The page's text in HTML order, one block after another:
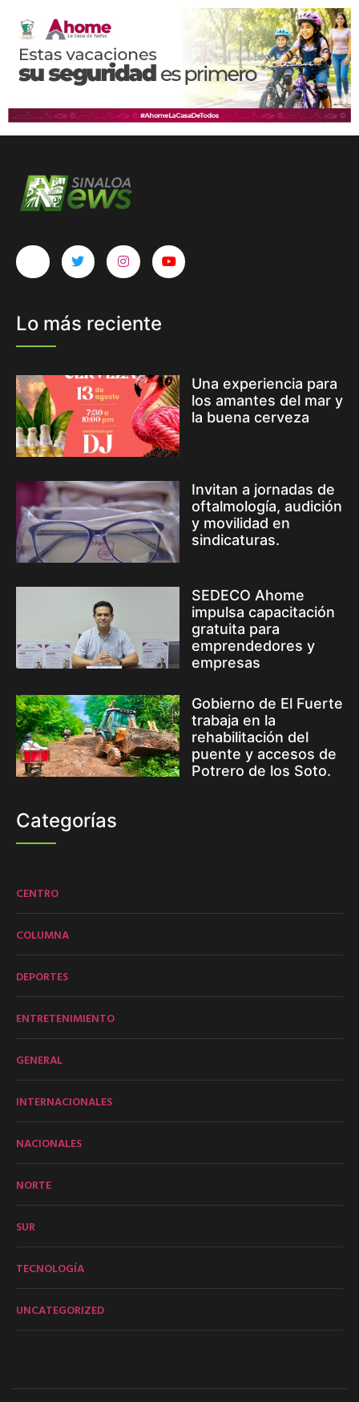
Lo más reciente
Una experiencia para
los amantes del mar y
la buena cerveza
Invitan a jornadas de
oftalmología, audición
y movilidad en
sindicaturas.
SEDECO Ahome
impulsa capacitación
gratuita para
emprendedores y
empresas
Gobierno de El Fuerte
trabaja en la
rehabilitación del
puente y accesos de
Potrero de los Soto.
Categorías
CENTRO
COLUMNA
DEPORTES
ENTRETENIMIENTO
GENERAL
INTERNACIONALES
NACIONALES
NORTE
SUR
TECNOLOGÍA
UNCATEGORIZED